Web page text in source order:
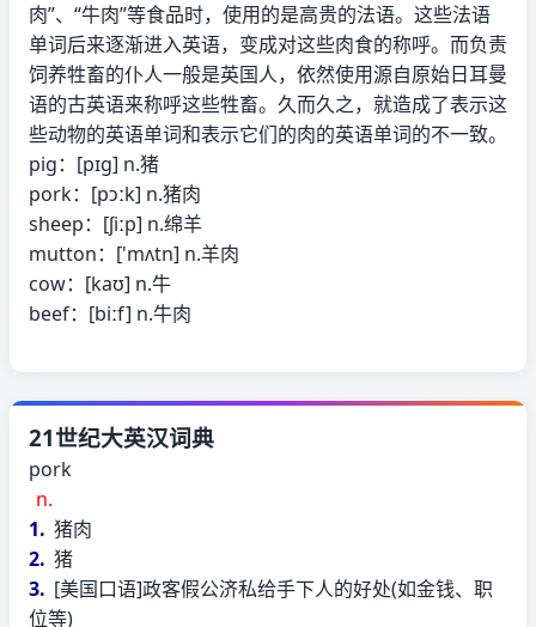
肉”、“牛肉”等食品时，使用的是高贵的法语。这些法语
单词后来逐渐进入英语，变成对这些肉食的称呼。而负责
饲养牲畜的仆人一般是英国人，依然使用源自原始日耳曼
语的古英语来称呼这些牲畜。久而久之，就造成了表示这
些动物的英语单词和表示它们的肉的英语单词的不一致。
pig：[pɪg] n.猪
pork：[pɔːk] n.猪肉
sheep：[ʃiːp] n.绵羊
mutton：['mʌtn] n.羊肉
cow：[kaʊ] n.牛
beef：[biːf] n.牛肉
21世纪大英汉词典
pork
n.
1. 猪肉
2. 猪
3. [美国口语]政客假公济私给手下人的好处(如金钱、职
位等)